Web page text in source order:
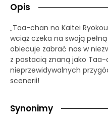
Opis
„Taa-chan no Kaitei
wciąż czeka na swoją
obiecuje zabrać nas w
z postacią znaną jako
nieprzewidywalnych
scenerii!
Synonimy